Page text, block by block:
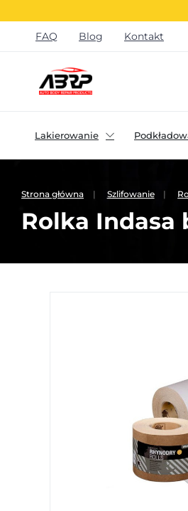
FAQ Blog Kontakt
Lakierowanie
Strona główna Szlifowanie
Rolka Indasa